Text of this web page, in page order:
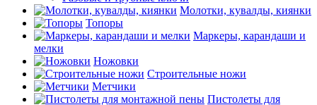
Молотки, кувалды, киянки
Топоры
Маркеры, карандаши и
мелки
Ножовки
Строительные ножи
Метчики
Пистолеты для